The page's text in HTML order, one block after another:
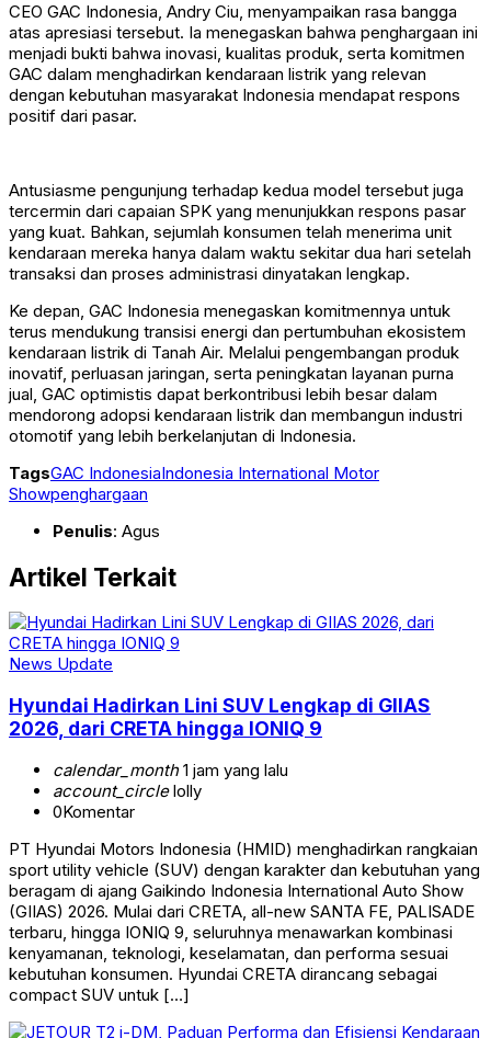
CEO GAC Indonesia, Andry Ciu, menyampaikan rasa bangga
atas apresiasi tersebut. Ia menegaskan bahwa penghargaan ini
menjadi bukti bahwa inovasi, kualitas produk, serta komitmen
GAC dalam menghadirkan kendaraan listrik yang relevan
dengan kebutuhan masyarakat Indonesia mendapat respons
positif dari pasar.
Antusiasme pengunjung terhadap kedua model tersebut juga
tercermin dari capaian SPK yang menunjukkan respons pasar
yang kuat. Bahkan, sejumlah konsumen telah menerima unit
kendaraan mereka hanya dalam waktu sekitar dua hari setelah
transaksi dan proses administrasi dinyatakan lengkap.
Ke depan, GAC Indonesia menegaskan komitmennya untuk
terus mendukung transisi energi dan pertumbuhan ekosistem
kendaraan listrik di Tanah Air. Melalui pengembangan produk
inovatif, perluasan jaringan, serta peningkatan layanan purna
jual, GAC optimistis dapat berkontribusi lebih besar dalam
mendorong adopsi kendaraan listrik dan membangun industri
otomotif yang lebih berkelanjutan di Indonesia.
TagsGAC IndonesiaIndonesia International Motor
Showpenghargaan
Penulis: Agus
Artikel Terkait
News Update
Hyundai Hadirkan Lini SUV Lengkap di GIIAS
2026, dari CRETA hingga IONIQ 9
calendar_month1 jam yang lalu
account_circlelolly
0Komentar
PT Hyundai Motors Indonesia (HMID) menghadirkan rangkaian
sport utility vehicle (SUV) dengan karakter dan kebutuhan yang
beragam di ajang Gaikindo Indonesia International Auto Show
(GIIAS) 2026. Mulai dari CRETA, all-new SANTA FE, PALISADE
terbaru, hingga IONIQ 9, seluruhnya menawarkan kombinasi
kenyamanan, teknologi, keselamatan, dan performa sesuai
kebutuhan konsumen. Hyundai CRETA dirancang sebagai
compact SUV untuk […]